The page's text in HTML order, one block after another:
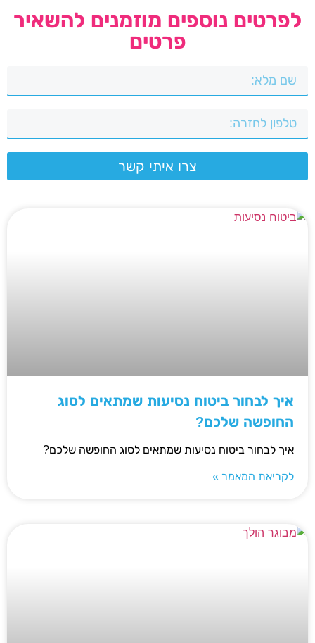
לפרטים נוספים מוזמנים להשאיר
פרטים
צרו איתי קשר
איך לבחור ביטוח נסיעות שמתאים לסוג
החופשה שלכם?
איך לבחור ביטוח נסיעות שמתאים לסוג החופשה שלכם?
לקריאת המאמר »